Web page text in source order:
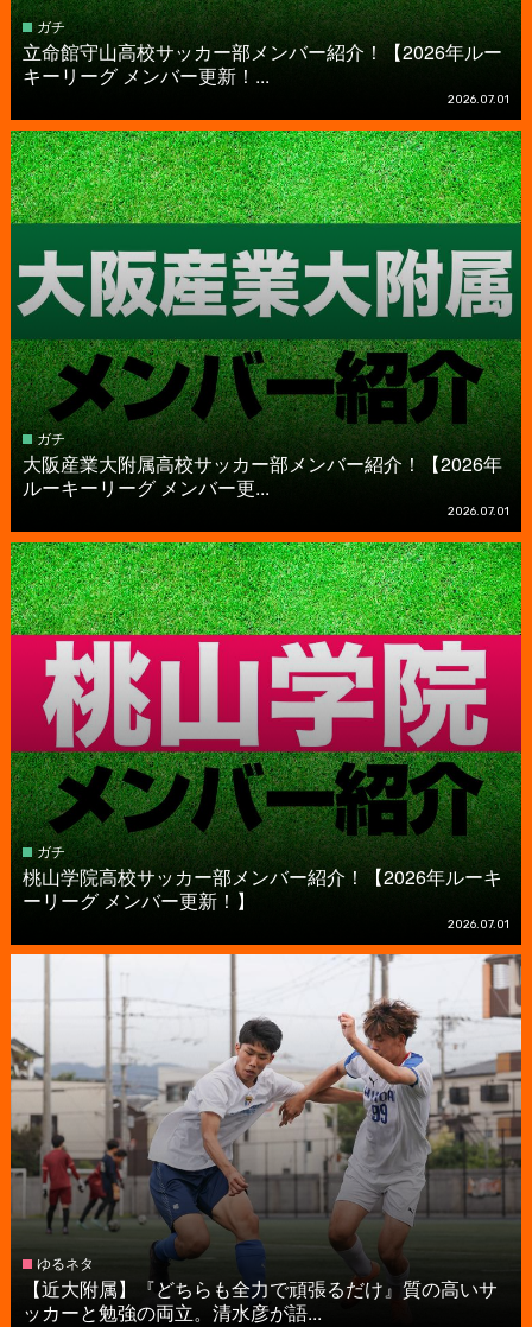
ガチ
立命館守山高校サッカー部メンバー紹介！【2026年ルー
キーリーグ メンバー更新！...
2026.07.01
ガチ
大阪産業大附属高校サッカー部メンバー紹介！【2026年
ルーキーリーグ メンバー更...
2026.07.01
ガチ
桃山学院高校サッカー部メンバー紹介！【2026年ルーキ
ーリーグ メンバー更新！】
2026.07.01
ゆるネタ
【近大附属】『どちらも全力で頑張るだけ』質の高いサ
ッカーと勉強の両立。清水彦が語...